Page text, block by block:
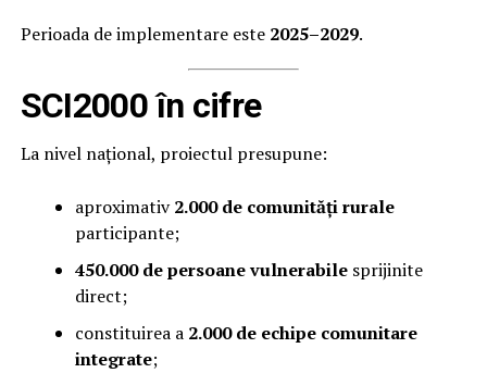
Perioada de implementare este 2025–2029.
SCI2000 în cifre
La nivel național, proiectul presupune:
aproximativ2.000 de comunități rurale
participante;
450.000 de persoane vulnerabilesprijinite
direct;
constituirea a 2.000 de echipe comunitare
integrate;